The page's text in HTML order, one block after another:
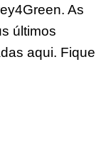
As
últimos
aqui. Fique